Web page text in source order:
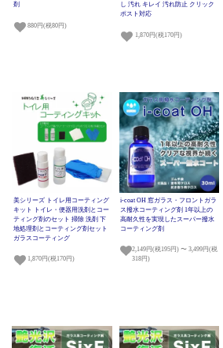
剤
880円(税80円)
し 汚れ キレイ 汚れ防止 クリック
ポスト対応
1,870円(税170円)
美シリーズ トイレ用コーティング
キット トイレ・便器用洗剤とコー
ティング剤のセット 掃除 洗剤 下
地処理剤とコーティング剤セット
ガラスコーティング
1,870円(税170円)
i-coat OH 窓ガラス・フロントガラ
ス撥水コーティング剤 1年以上の
高耐久性を実現したスーパー撥水
コーティング剤
2,149円(税195円) 〜 3,499円(税
318円)